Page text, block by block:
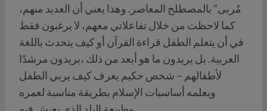
مُربى” بالمصطلح المعاصر. وهذا يعني أن العديد منهم،
كما لاحظت من خلال تفاعلاتي معهم، لا يرغبون فقط
في أن يتعلم الطفل قراءة القرآن أو كيف يتحدث باللغة
العربية. بل يريدون ما هو أبعد من ذلك ،يريدون مرشدًا
لأطفالهم – شخص حكيم يعرف كيف يربي الطفل
ويعلمه أساسيات الإسلام بطريقة مناسبة لعمره